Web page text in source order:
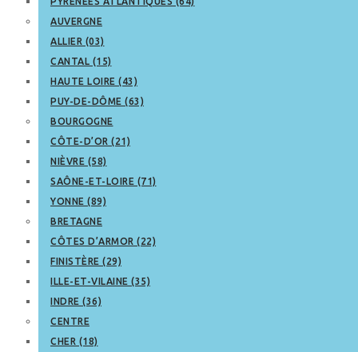
AUVERGNE
ALLIER (03)
CANTAL (15)
HAUTE LOIRE (43)
PUY-DE-DÔME (63)
BOURGOGNE
CÔTE-D’OR (21)
NIÈVRE (58)
SAÔNE-ET-LOIRE (71)
YONNE (89)
BRETAGNE
CÔTES D’ARMOR (22)
FINISTÈRE (29)
ILLE-ET-VILAINE (35)
INDRE (36)
CENTRE
CHER (18)